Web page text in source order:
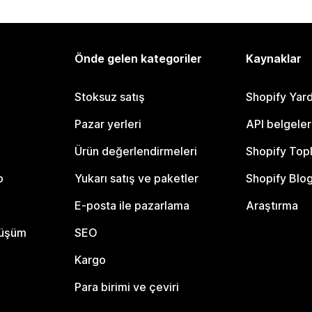
Önde gelen kategoriler
Stoksuz satış
Pazar yerleri
Ürün değerlendirmeleri
Yukarı satış ve paketler
E-posta ile pazarlama
SEO
Kargo
Para birimi ve çeviri
Kaynaklar
Shopify
API
Shopify
Shopify
Araştırma